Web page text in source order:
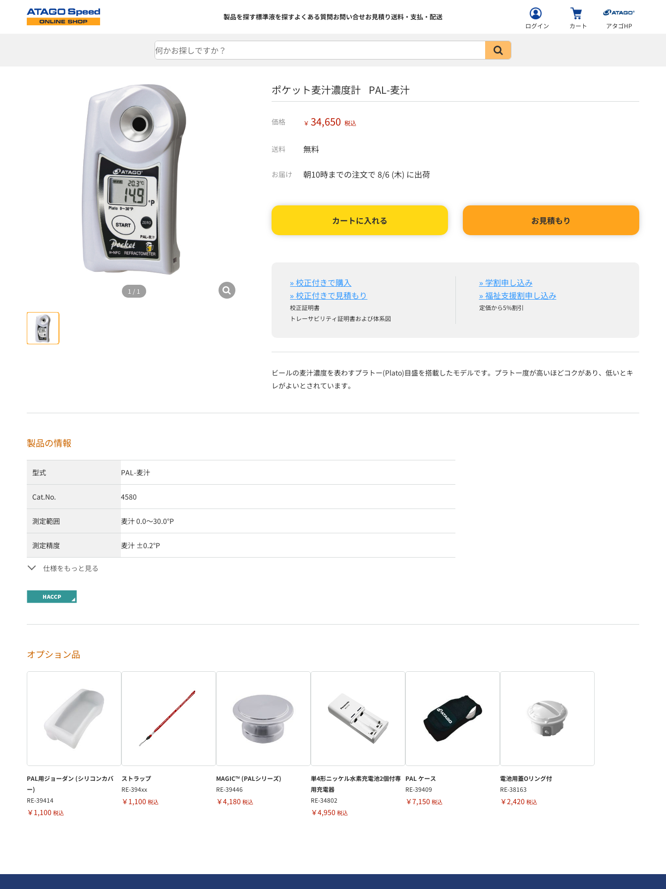
製品を探す標準液を探すよくある質問お問い合せお見積り送料・支払・配送
ログイン カート アタゴHP
1 / 1
ポケット麦汁濃度計 PAL-麦汁
価格 ￥ 34,650 税込
送料 無料
お届け 朝10時までの注文で 8/6 (木) に出荷
カートに入れる お見積もり
» 校正付きで購入
» 校正付きで見積もり
校正証明書
トレーサビリティ証明書および体系図
» 学割申し込み
» 福祉支援割申し込み
定価から5%割引
ビールの麦汁濃度を表わすプラトー(Plato)目盛を搭載したモデルです。プラトー度が高いほどコクがあり、低いとキ
レがよいとされています。
製品の情報
型式 PAL-麦汁
Cat.No. 4580
測定範囲 麦汁 0.0～30.0°P
測定精度 麦汁 ±0.2°P
仕様をもっと見る
オプション品
PAL用ジョーダン (シリコンカバ
ー)
RE-39414
￥1,100 税込
ストラップ
RE-394xx
￥1,100 税込
MAGIC™ (PALシリーズ)
RE-39446
￥4,180 税込
単4形ニッケル水素充電池2個付専
用充電器
RE-34802
￥4,950 税込
PAL ケース
RE-39409
￥7,150 税込
電池用蓋Oリング付
RE-38163
￥2,420 税込